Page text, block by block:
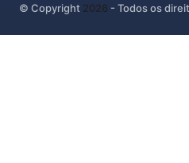
© Copyright 2026 - Todos os